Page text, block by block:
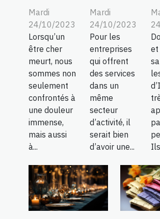
Mardi
24/10/2023
Lorsqu’un
être cher
meurt, nous
sommes non
seulement
confrontés à
une douleur
immense,
mais aussi
à...
Mardi
24/10/2023
Pour les
entreprises
qui offrent
des services
dans un
même
secteur
d’activité, il
serait bien
d’avoir une...
et